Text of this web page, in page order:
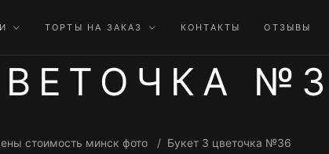
ТОРТЫ НА ЗАКАЗ КОНТАКТЫ ОТЗЫВЫ
стоимость минск фото Букет 3 цветочка №36